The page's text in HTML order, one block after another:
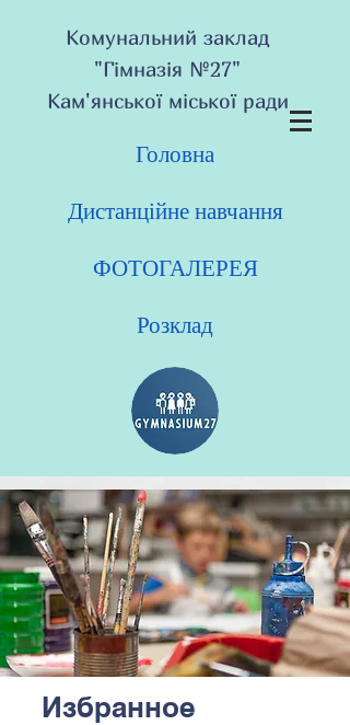
Комунальний заклад
"Гімназія №27"
Кам'янської міської ради
Головна
Дистанційне навчання
ФОТОГАЛЕРЕЯ
Розклад
Избранное